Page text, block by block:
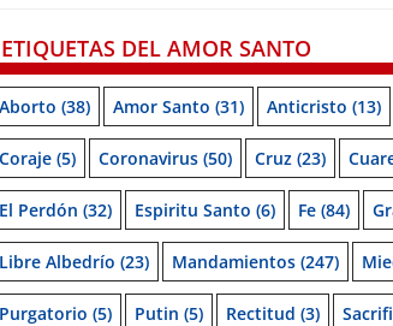
ETIQUETAS DEL AMOR SANTO
Aborto (38) Amor Santo (31) Anticristo (13)
Coraje (5) Coronavirus (50) Cruz (23)
El Perdón (32) Espiritu Santo (6) Fe (84)
Libre Albedrío (23) Mandamientos (247)
Purgatorio (5) Putin (5) Rectitud (3)